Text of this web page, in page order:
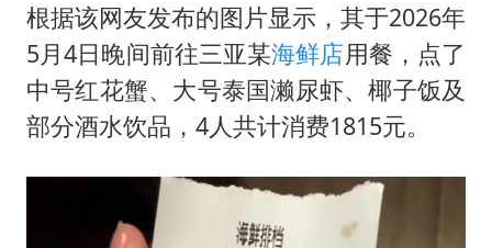
根据该网友发布的图片显示，其于2026年
5月4日晚间前往三亚某海鲜店用餐，点了
中号红花蟹、大号泰国濑尿虾、椰子饭及
部分酒水饮品，4人共计消费1815元。